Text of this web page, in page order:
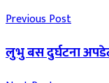
Previous Post
लुभु बस दुर्घटना